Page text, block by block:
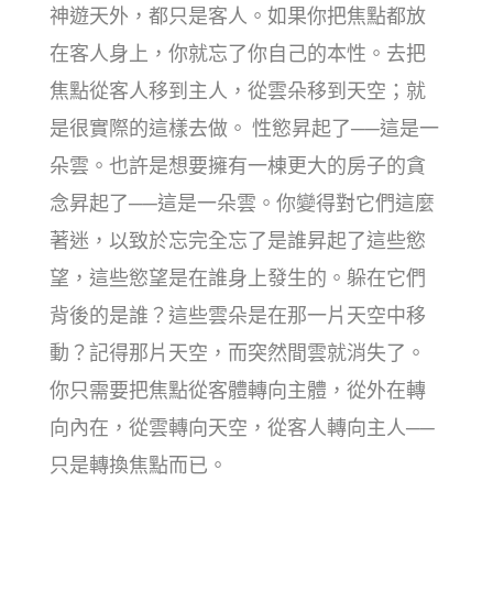
神遊天外，都只是客人。如果你把焦點都放
在客人身上，你就忘了你自己的本性。去把
焦點從客人移到主人，從雲朵移到天空；就
是很實際的這樣去做。 性慾昇起了──這是一
朵雲。也許是想要擁有一棟更大的房子的貪
念昇起了──這是一朵雲。你變得對它們這麼
著迷，以致於忘完全忘了是誰昇起了這些慾
望，這些慾望是在誰身上發生的。躲在它們
背後的是誰？這些雲朵是在那一片天空中移
動？記得那片天空，而突然間雲就消失了。
你只需要把焦點從客體轉向主體，從外在轉
向內在，從雲轉向天空，從客人轉向主人──
只是轉換焦點而已。